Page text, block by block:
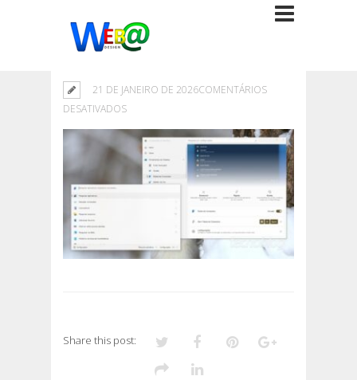
21 DE JANEIRO DE 2026COMENTÁRIOS
DESATIVADOSEM
Share this post: